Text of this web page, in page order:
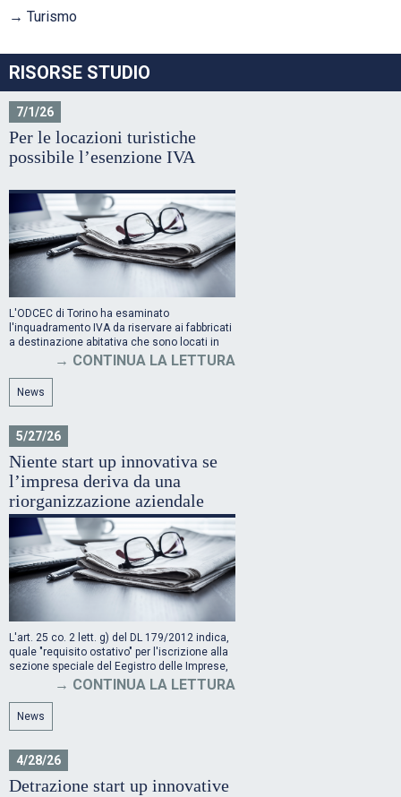
Turismo
RISORSE STUDIO
7/1/26
Per le locazioni turistiche
possibile l’esenzione IVA
L'ODCEC di Torino ha esaminato
l'inquadramento IVA da riservare ai fabbricati
a destinazione abitativa che sono locati in
ambito turisticoCONTINUA LA LETTURA
News
5/27/26
Niente start up innovativa se
l’impresa deriva da una
riorganizzazione aziendale
L'art. 25 co. 2 lett. g) del DL 179/2012 indica,
quale "requisito ostativo" per l'iscrizione alla
sezione speciale del Eegistro delle Imprese,
che la società non sia stata costituita da una
cessione di azienda o di ramo di azienda.
CONTINUA LA LETTURA
News
4/28/26
Detrazione start up innovative